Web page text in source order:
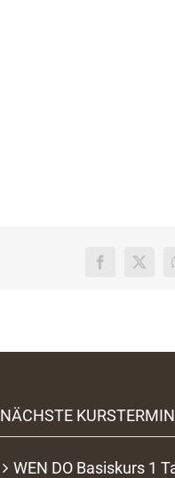
NÄCHSTE
WEN DO Basiskurs 1